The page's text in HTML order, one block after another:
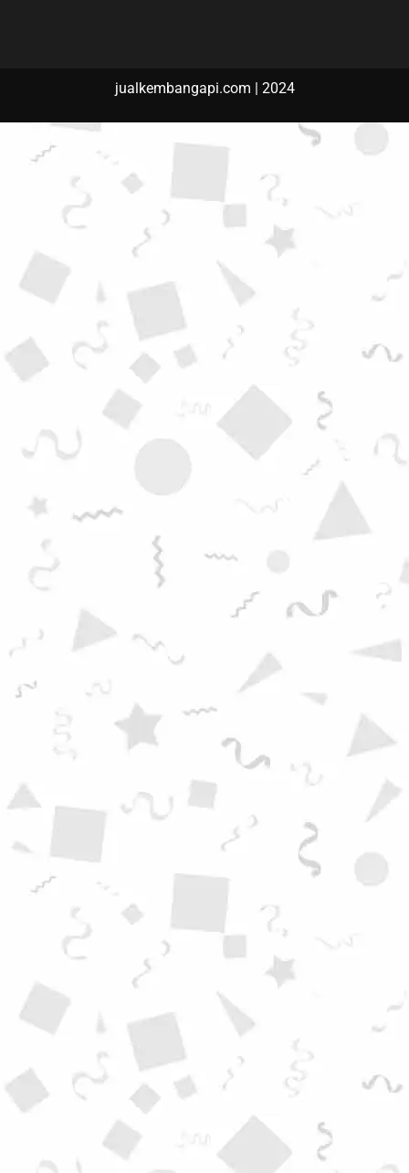
jualkembangapi.com | 2024